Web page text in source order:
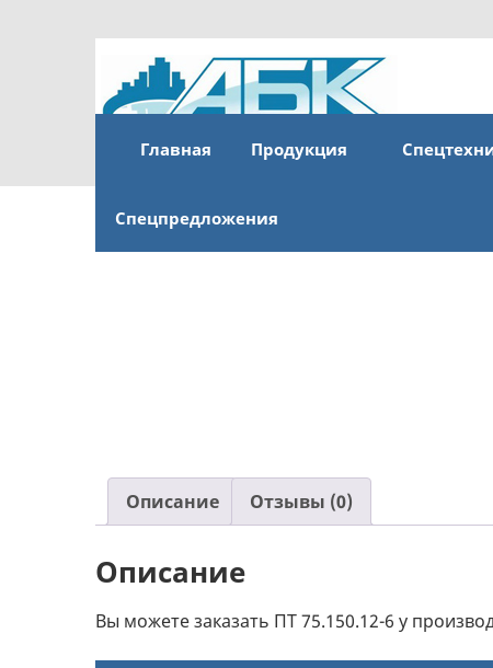
Главная Продукция
Спецпредложения
Описание Отзывы (0)
Описание
Вы можете заказать ПТ 75.150.12-6 у